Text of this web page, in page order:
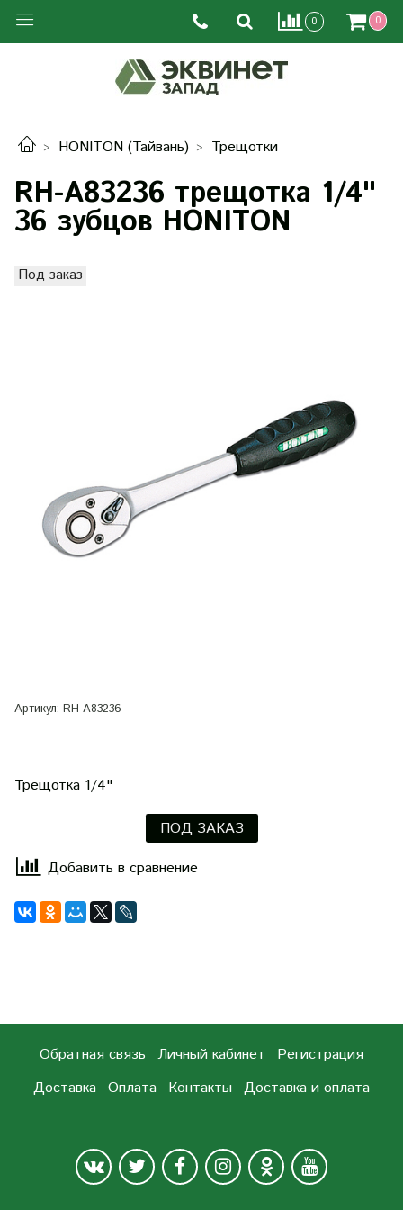
0 0
HONITON (Тайвань) Трещотки
RH-A83236 трещотка 1/4"
36 зубцов HONITON
Под заказ
Артикул: RH-A83236
Трещотка 1/4"
ПОД ЗАКАЗ
Добавить в сравнение
Обратная связь Личный кабинет
Регистрация
Доставка Оплата Контакты Доставка и оплата